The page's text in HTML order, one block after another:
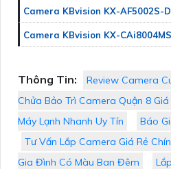
Camera KBvision KX-AF5002S-
Camera KBvision KX-
Thông Tin: Review Camera
Chửa Bảo Trì Camera Quận 8 Giá
Máy Lạnh Nhanh Uy Tín
Báo
Tư Vấn Lắp Camera Giá Rẻ
Gia Đình Có Màu Ban Đêm